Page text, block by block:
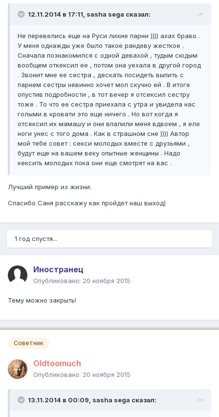
12.11.2014 в 17:11, sasha sega сказал:
Не перевелись еще на Руси лихие парни )))) ахах браво .
У меня однажды уже было такое рандеву жесткое .
Сначала познакомился с одной девахой , тудым сюдым
вообщем откексил ее , потом она уехала в другой город
. Звонит мне ее сестра , дескать посидеть выпить с
парнем сестры невинно хочет мол скучно ей . В итоге
опустив подробности , в тот вечер я отсексил сестру
тоже . То что ее сестра приехала с утра и увидела нас
голыми в кровати это еще ничего . Но вот когда я
отсексил их мамашу и они впалили меня вдвоем , я еле
ноги унес с того дома . Как в страшном сне )))) Автор
мой тебе совет : секси молодых вместе с друзьями ,
будут еще на вашем веку опытные женщины . Надо
кексить молодых пока они еще смотрят на вас .
Лучший пример из жизни.
Спасибо Саня расскажу как пройдет наш выход)
1 год спустя...
Иностранец
Опубликовано: 20 ноября 2015
Тему можно закрыть!
Советник
Oldtoomuch
Опубликовано: 20 ноября 2015
13.11.2014 в 00:09, sasha sega сказал: